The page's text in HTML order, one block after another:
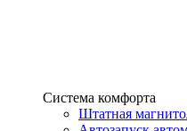
Система комфорта
Штатная